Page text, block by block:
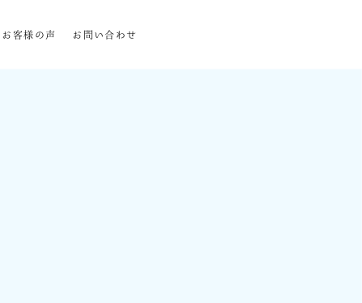
お客様の声 お問い合わせ